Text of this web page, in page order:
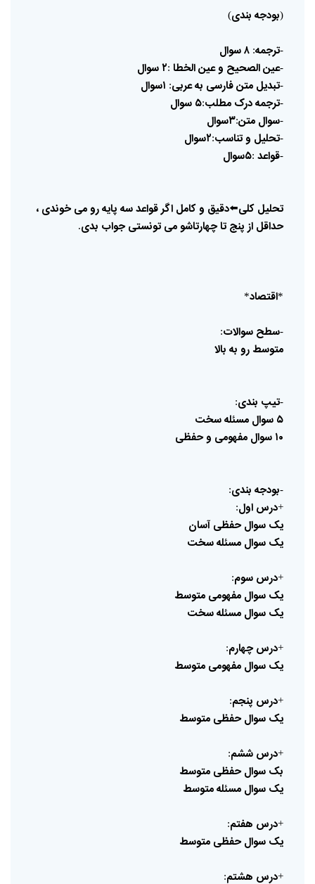
(بودجه بندی)
-ترجمه: ۸سوال
-عینالصحیح وعینالخطا :۲سوال
-تبدیل متنفارسی بهعربی: ۱سوال
-ترجمهدرک مطلب:۵ سوال
-سوال متن:۳سوال
-تحلیل وتناسب:۲سوال
-قواعد :۵سوال
تحلیل کلی⬅️دقیق وکامل اگرقواعدسه پایهرومی خوندی ،
حداقل از پنج تاچهارتاشومی تونستی جواب بدی.
*اقتصاد*
-سطح سوالات:
متوسطرو به بالا
-تیپ بندی:
۵ سوال مسئلهسخت
۱۰ سوال مفهومی وحفظی
-بودجه بندی:
+درس اول:
یک سوال حفظی آسان
یک سوال مسئلهسخت
+درس سوم:
یک سوال مفهومی متوسط
یک سوال مسئلهسخت
+درس چهارم:
یک سوال مفهومی متوسط
+درس پنجم:
یک سوال حفظی متوسط
+درس ششم:
بک سوال حفظی متوسط
یک سوال مسئلهمتوسط
+درس هفتم:
یک سوال حفظی متوسط
+درس هشتم: